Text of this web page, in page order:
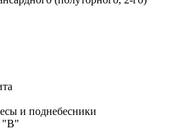
и поднебесники
"В"